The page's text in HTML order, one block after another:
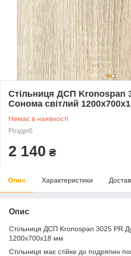
Стільниця ДСП Kronospan
Сонома світлий
Немає в наявності
Роздріб
2 140 ₴
Опис Характеристики
Опис
Стільниця ДСП Kronospan 3025 PR
1200х700х18 мм
Стільниця має стійке до подряпин